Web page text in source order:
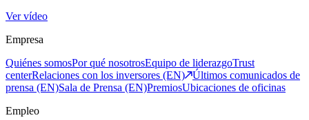
Ver vídeo
Empresa
Quiénes somosPor qué nosotrosEquipo de liderazgoTrust
centerRelaciones con los inversores (EN)
Últimos comunicados de
prensa (EN)Sala de Prensa (EN)PremiosUbicaciones de oficinas
Empleo